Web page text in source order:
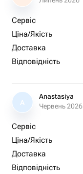
Сервіс
Ціна/Якість
Доставка
Відповідність
A
Anastasiya
Червень 2026
Сервіс
Ціна/Якість
Доставка
Відповідність